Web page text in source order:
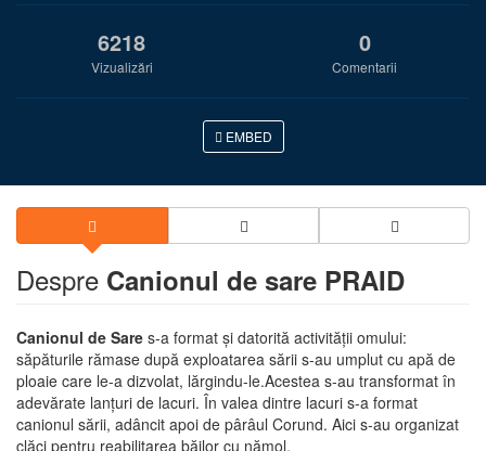
6218
Vizualizări
0
Comentarii
EMBED
Despre Canionul de sare PRAID
Canionul de Sare s-a format şi datorită activităţii omului:
săpăturile rămase după exploatarea sării s-au umplut cu apă de
ploaie care le-a dizvolat, lărgindu-le.Acestea s-au transformat în
adevărate lanţuri de lacuri. În valea dintre lacuri s-a format
canionul sării, adâncit apoi de pârâul Corund. Aici s-au organizat
clăci pentru reabilitarea băilor cu nămol.